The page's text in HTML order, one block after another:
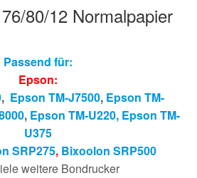
80/12 Normalpapier
Passend für:
Epson:
, Epson TM-J7500, Epson TM-
, Epson TM-U220, Epson TM-
U375
SRP275, Bixoolon SRP500
weitere Bondrucker